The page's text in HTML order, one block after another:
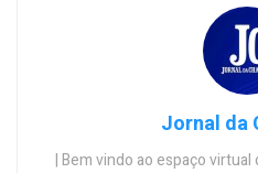
Jornal da
| Bem vindo ao espaço virtual